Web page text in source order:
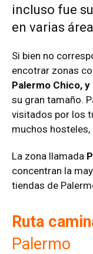
incluso fue
en varias
Si bien no
encotrar zonas
Palermo Chico, y
su gran tamaño.
visitados por los
muchos
La zona llamada
concentran la
tiendas de
Ruta
Palermo